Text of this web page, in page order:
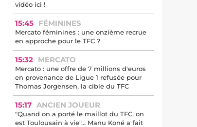
vidéo ici !
15:45 FÉMININES
Mercato féminines : une onzième recrue
en approche pour le TFC ?
15:32 MERCATO
Mercato : une offre de 7 millions d'euros
en provenance de Ligue 1 refusée pour
Thomas Jorgensen, la cible du TFC
15:17 ANCIEN JOUEUR
"Quand on a porté le maillot du TFC, on
est Toulousain à vie"... Manu Koné a fait